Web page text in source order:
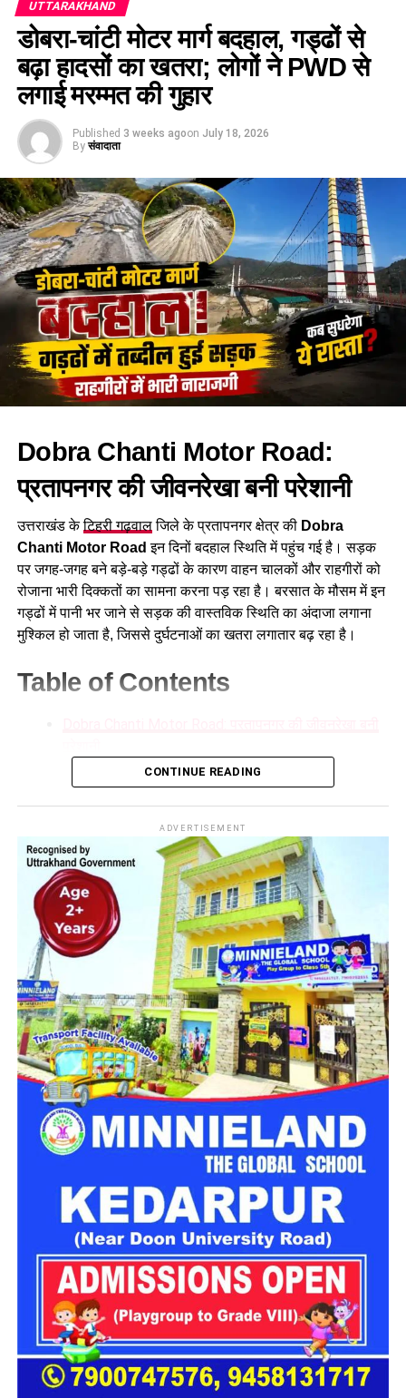
महाजन के नाम को मंजूरी प्रदान की।
तीन वर्ष या 68 वर्ष की आयु पूर्ण होने तक
आदेश में ये भी स्पष्ट किया गया है कि प्रो. अम्बरीश कुमार महाजन का
लोकभवन से जारी इस आदेश के बाद विश्वविद्यालय को नया नेतृत्व मिल गया
UTTARAKHAND
डोबरा-चांटी मोटर मार्ग बदहाल, गड्ढों से
बढ़ा हादसों का खतरा; लोगों ने PWD से
लगाई मरम्मत की गुहार
Published 3 weeks agoon July 18, 2026
By संवादाता
Dobra Chanti Motor Road:
प्रतापनगर की जीवनरेखा बनी परेशानी
उत्तराखंड केटिहरी गढ़वालजिले के प्रतापनगर क्षेत्र की Dobra
Chanti Motor Road इन दिनों बदहाल स्थिति में पहुंच गई है। सड़क
पर जगह-जगह बने बड़े-बड़े गड्ढों के कारण वाहन चालकों और राहगीरों को
रोजाना भारी दिक्कतों का सामना करना पड़ रहा है। बरसात के मौसम में इन
गड्ढों में पानी भर जाने से सड़क की वास्तविक स्थिति का अंदाजा लगाना
मुश्किल हो जाता है, जिससे दुर्घटनाओं का खतरा लगातार बढ़ रहा है।
Table of Contents
जगह-जगह बने गहरे गड्ढे, सफर हुआ मुश्किल
कई बार की गई शिकायत, फिर भी नहीं हुई कार्रवाई
क्षेत्रवासियों ने उठाई मरम्मत की मांग
FAQ’S
प्रश्न 1: डोबरा-चांटी मोटर मार्ग कहाँ स्थित है?
प्रश्न 3: डोबरा-चांटी मोटर मार्ग की खराब स्थिति से
लोगों को क्या परेशानियां हो रही हैं?
प्रश्न 4: डोबरा-चांटी मार्ग स्थानीय लोगों की क्या मांग है?
प्रश्न 5: डोबरा-चांटी मार्ग की मरम्मत क्यों जरूरी है?
जगह-जगह बने गहरे गड्ढे, सफर हुआ
मुश्किल
स्थानीय लोगों के अनुसार डोबरा-चांटी मोटर मार्गपर लंबे समय से मरम्मत
कार्य नहीं हुआ है। सड़क की ऊपरी परत पूरी तरह उखड़ चुकी है और कई
स्थानों पर बड़े गड्ढे बन गए हैं। दोपहिया और चारपहिया वाहन चालकों को
बेहद सावधानी से गुजरना पड़ रहा है।
बरसात के दौरान जलभराव के कारण गड्ढे दिखाई नहीं देते, जिससे वाहन
फिसलने और दुर्घटनाओं की आशंका बनी रहती है।
कई बार की गई शिकायत, फिर भी नहीं हुई
कार्रवाई
CONTINUE READING
ADVERTISEMENT